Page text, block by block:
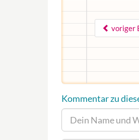
voriger
Kommentar zu